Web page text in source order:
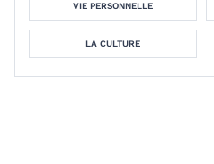
VIE PERSONNELLE
LA CULTURE